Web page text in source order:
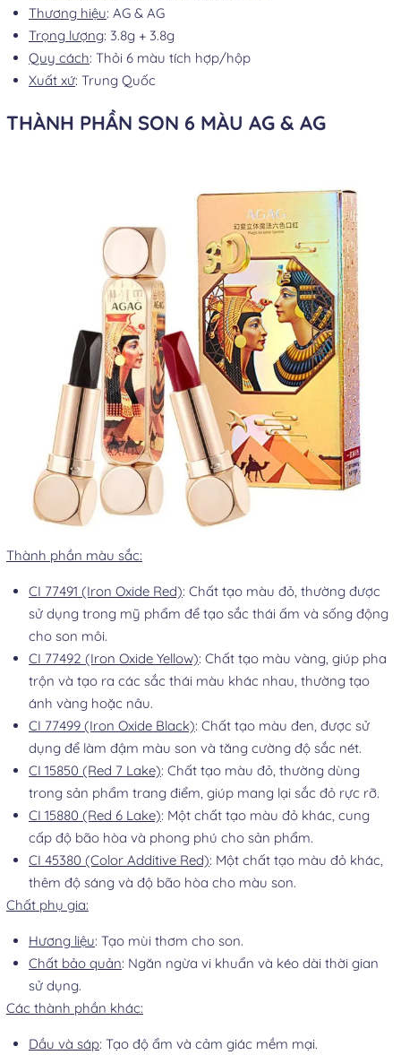
Thương hiệu: AG & AG
Trọng lượng: 3.8g + 3.8g
Quy cách: Thỏi 6 màu tích hợp/hộp
Xuất xứ: Trung Quốc
THÀNH PHẦN SON 6 MÀU AG & AG
Thành phần màu sắc:
CI 77491 (Iron Oxide Red): Chất tạo màu đỏ, thường được
sử dụng trong mỹ phẩm để tạo sắc thái ấm và sống động
cho son môi.
CI 77492 (Iron Oxide Yellow): Chất tạo màu vàng, giúp pha
trộn và tạo ra các sắc thái màu khác nhau, thường tạo
ánh vàng hoặc nâu.
CI 77499 (Iron Oxide Black): Chất tạo màu đen, được sử
dụng để làm đậm màu son và tăng cường độ sắc nét.
CI 15850 (Red 7 Lake): Chất tạo màu đỏ, thường dùng
trong sản phẩm trang điểm, giúp mang lại sắc đỏ rực rỡ.
CI 15880 (Red 6 Lake): Một chất tạo màu đỏ khác, cung
cấp độ bão hòa và phong phú cho sản phẩm.
CI 45380 (Color Additive Red): Một chất tạo màu đỏ khác,
thêm độ sáng và độ bão hòa cho màu son.
Chất phụ gia:
Hương liệu: Tạo mùi thơm cho son.
Chất bảo quản: Ngăn ngừa vi khuẩn và kéo dài thời gian
sử dụng.
Các thành phần khác:
Dầu và sáp: Tạo độ ẩm và cảm giác mềm mại.